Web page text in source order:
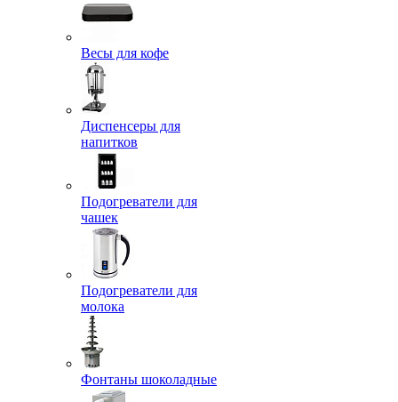
Весы для кофе
Диспенсеры для
напитков
Подогреватели для
чашек
Подогреватели для
молока
Фонтаны шоколадные